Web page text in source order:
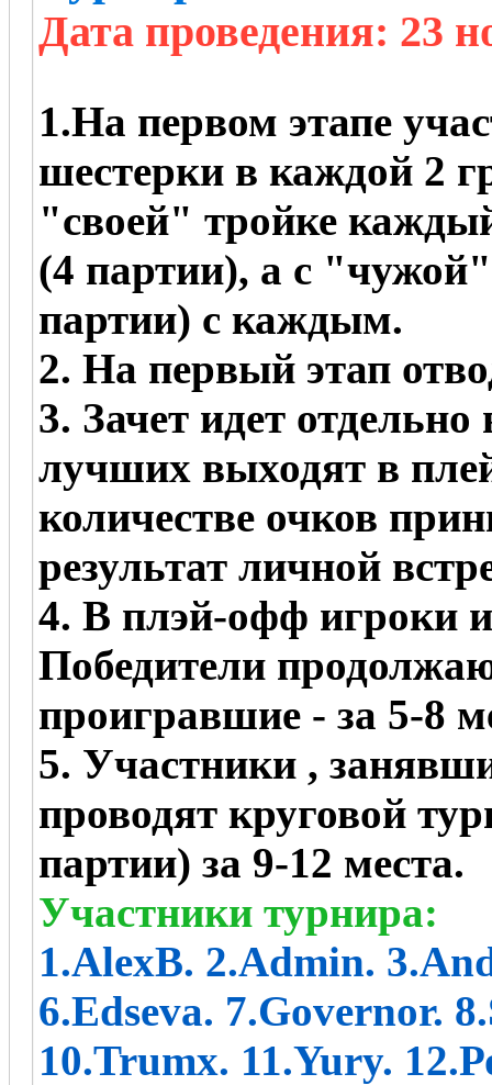
Дата проведения: 23
1.На первом этапе
шестерки в каждой 2
"своей" тройке
(4 партии), а с
партии) с каждым.
2. На первый этап
3. Зачет идет
лучших выходят в
количестве очков
результат личной
4. В плэй-офф игроки
Победители
проигравшие - за 5-8
5. Участники ,
проводят круговой
партии) за 9-12 места.
Участники турнира:
1.AlexB. 2.Admin.
6.Edseva. 7.Governor.
10.Trumx. 11.Yury.